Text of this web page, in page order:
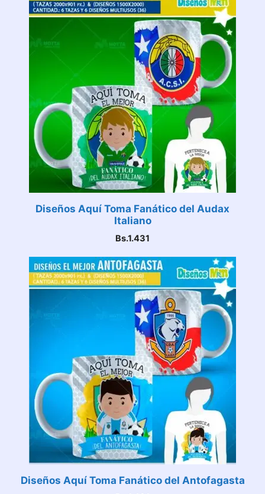
Diseños Aquí Toma Fanático del Audax
Italiano
Bs.1.431
Diseños Aquí Toma Fanático del Antofagasta